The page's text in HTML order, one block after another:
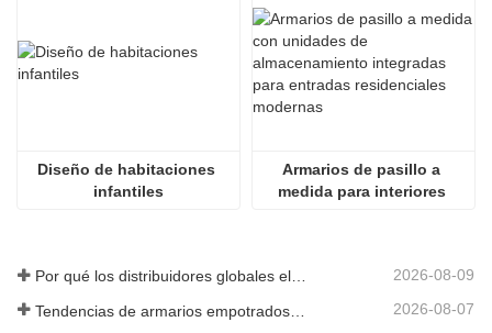
Diseño de habitaciones
infantiles
Armarios de pasillo a
medida para interiores
Por qué los distribuidores globales eligen fabricantes chinos de gabinetes de cocina personalizados 2026-08-09
2026-08-07